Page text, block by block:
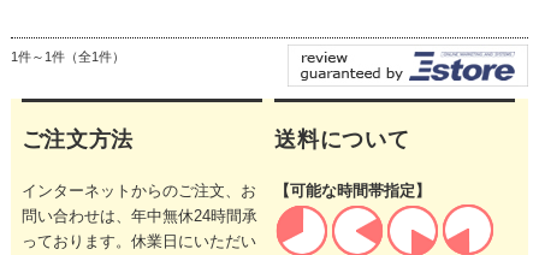
1件～1件（全1件）
ご注文方法
インターネットからのご注文、お
問い合わせは、年中無休24時間承
っております。休業日にいただい
送料について
【可能な時間帯指定】